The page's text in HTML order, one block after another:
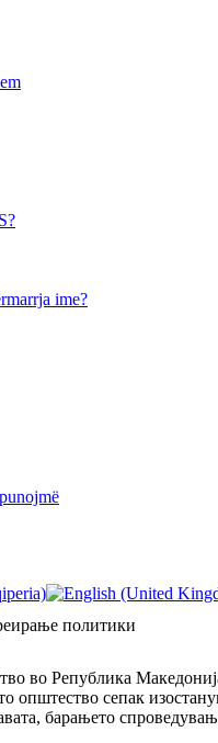
ime?
политики
во Република
општество сепак
барањето